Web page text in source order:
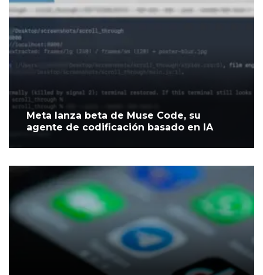
Meta lanza beta de Muse Code, su
agente de codificación basado en IA